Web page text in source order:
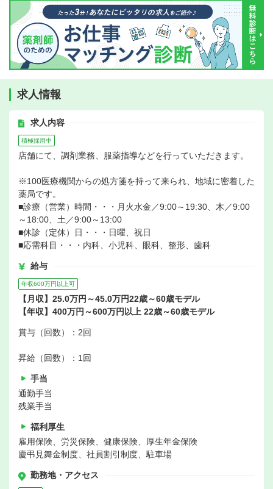
求人情報
求人内容
積極採用中
店舗にて、調剤業務、服薬指導などを行っていただきます。
※100医療機関からの処方箋を持って来られ、地域に密着した
薬局です。
■診療（営業）時間・・・月火水金／9:00～19:30、木／9:00
～18:00、土／9:00～13:00
■休診（定休）日・・・日曜、祝日
■応需科目・・・内科、小児科、眼科、整形、歯科
給与
年収600万円以上可
【月収】25.0万円～45.0万円22歳～60歳モデル
【年収】400万円～600万円以上 22歳～60歳モデル
賞与（回数）：2回
昇給（回数）：1回
手当
通勤手当
残業手当
福利厚生
雇用保険、労災保険、健康保険、厚生年金保険
慶弔見舞金制度、社員割引制度、駐車場
勤務地・アクセス